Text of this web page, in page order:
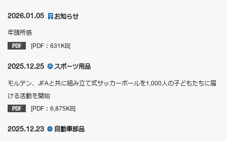
2026.01.05 お知らせ
年頭所感
[PDF：631KB]
2025.12.25 スポーツ用品
モルテン、JFAと共に組み立て式サッカーボールを1,000人の子どもたちに届
ける活動を開始
[PDF：6,875KB]
2025.12.23 自動車部品